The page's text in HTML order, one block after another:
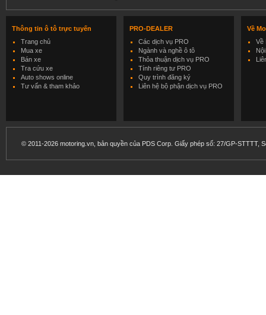
Thông tin ô tô trực tuyến
Trang chủ
Mua xe
Bán xe
Tra cứu xe
Auto shows online
Tư vấn & tham khảo
PRO-DEALER
Các dịch vụ PRO
Ngành và nghề ô tô
Thỏa thuận dịch vụ PRO
Tính riêng tư PRO
Quy trình đăng ký
Liên hệ bộ phận dịch vụ PRO
Về
Về
© 2011-2026 motoring.vn, bản quyền của PDS Corp. Giấy phép số: 27/GP-STTTT,